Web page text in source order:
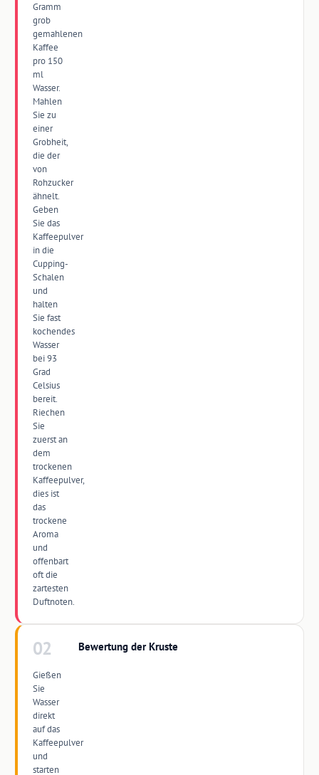
Gramm
grob
gemahlenen
Kaffee
pro 150
ml
Wasser.
Mahlen
Sie zu
einer
Grobheit,
die der
von
Rohzucker
ähnelt.
Geben
Sie das
Kaffeepulver
in die
Cupping-
Schalen
und
halten
Sie fast
kochendes
Wasser
bei 93
Grad
Celsius
bereit.
Riechen
Sie
zuerst an
dem
trockenen
Kaffeepulver,
dies ist
das
trockene
Aroma
und
offenbart
oft die
zartesten
Duftnoten.
02 Bewertung der Kruste
Gießen
Sie
Wasser
direkt
auf das
Kaffeepulver
und
starten